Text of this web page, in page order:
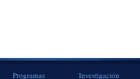
Programas Investigación